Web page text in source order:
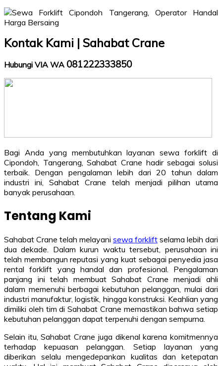
Kontak Kami | Sahabat Crane
Hubungi VIA WA 081222333850
Bagi Anda yang membutuhkan layanan sewa forklift di
Cipondoh, Tangerang, Sahabat Crane hadir sebagai solusi
terbaik. Dengan pengalaman lebih dari 20 tahun dalam
industri ini, Sahabat Crane telah menjadi pilihan utama
banyak perusahaan.
Tentang Kami
Sahabat Crane telah melayani sewa forklift selama lebih dari
dua dekade. Dalam kurun waktu tersebut, perusahaan ini
telah membangun reputasi yang kuat sebagai penyedia jasa
rental forklift yang handal dan profesional. Pengalaman
panjang ini telah membuat Sahabat Crane menjadi ahli
dalam memenuhi berbagai kebutuhan pelanggan, mulai dari
industri manufaktur, logistik, hingga konstruksi. Keahlian yang
dimiliki oleh tim di Sahabat Crane memastikan bahwa setiap
kebutuhan pelanggan dapat terpenuhi dengan sempurna.
Selain itu, Sahabat Crane juga dikenal karena komitmennya
terhadap kepuasan pelanggan. Setiap layanan yang
diberikan selalu mengedepankan kualitas dan ketepatan